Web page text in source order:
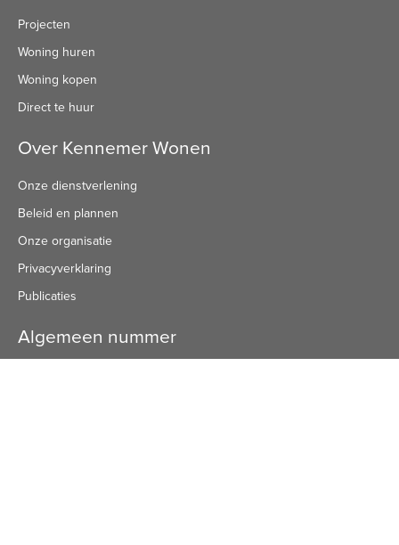
Projecten
Woning huren
Woning kopen
Direct te huur
Over Kennemer Wonen
Onze dienstverlening
Beleid en plannen
Onze organisatie
Privacyverklaring
Publicaties
Algemeen nummer